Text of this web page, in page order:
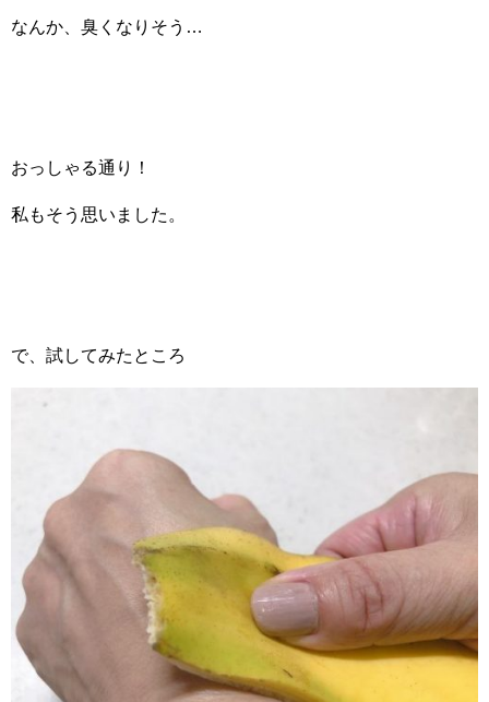
なんか、臭くなりそう…
おっしゃる通り！
私もそう思いました。
で、試してみたところ